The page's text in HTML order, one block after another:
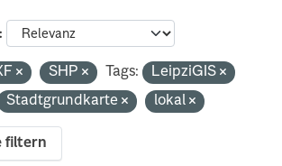
SHP Tags:
LeipziGIS
Stadtgrundkarte lokal
filtern